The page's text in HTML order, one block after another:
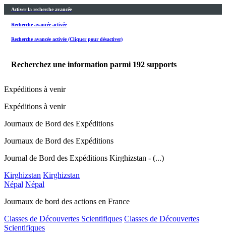
Activer la recherche avancée
Recherche avancée activée
Recherche avancée activée (Cliquer pour désactiver)
Recherchez une information parmi 192 supports
Expéditions à venir
Expéditions à venir
Journaux de Bord des Expéditions
Journaux de Bord des Expéditions
Journal de Bord des Expéditions Kirghizstan - (...)
Kirghizstan Kirghizstan
Népal Népal
Journaux de bord des actions en France
Classes de Découvertes Scientifiques Classes de Découvertes
Scientifiques